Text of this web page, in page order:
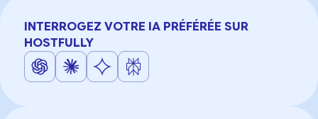
INTERROGEZ VOTRE IA PRÉFÉRÉE SUR
HOSTFULLY